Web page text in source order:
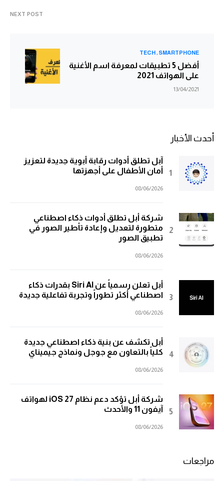
NEXT POST
SMARTPHONE
TECH
أفضل 5 تطبيقات لمعرفة اسم الأغنية
على الهواتف 2021
13/04/2021
أحدث الأخبار
آبل تطلق أدوات رقابة أبوية جديدة لتعزيز
أمان الأطفال على أجهزتها
08/06/2026
شركة أبل تطلق أدوات ذكاء اصطناعي
متطورة لتعديل وإعادة تأطير الصور في
تطبيق الصور
08/06/2026
أبل تعلن رسمياً عن Siri AI بقدرات ذكاء
اصطناعي أكثر تطوراً وتجربة تفاعلية جديدة
08/06/2026
أبل تكشف عن بنية ذكاء اصطناعي جديدة
كلياً بالتعاون مع جوجل ونماذج جيميناي
08/06/2026
شركة أبل تؤكد دعم نظام iOS 27 لهواتف
آيفون 11 والأحدث
08/06/2026
مراجعات